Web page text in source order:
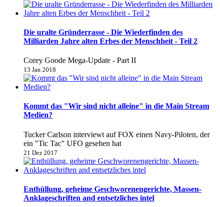
Die uralte Gründerrasse - Die Wiederfinden des
Milliarden Jahre alten Erbes der Menschheit - Teil 2
Corey Goode Mega-Update - Part II
13 Jan 2018
Kommt das "Wir sind nicht alleine" in die Main Stream
Medien?
Tucker Carlson interviewt auf FOX einen Navy-Piloten, der
ein "Tic Tac" UFO gesehen hat
21 Dez 2017
Enthüllung, geheime Geschworenengerichte, Massen-
Anklageschriften and entsetzliches intel